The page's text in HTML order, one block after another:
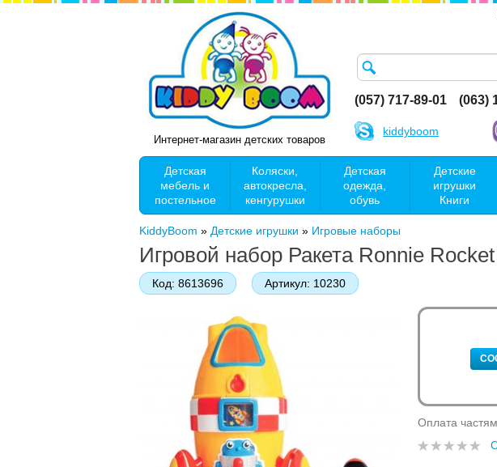
Интернет-магазин детских товаров
(057) 717-89-01 (063)
kiddyboom
Детская
мебель и
постельное
Коляски,
автокресла,
кенгурушки
Детская
одежда,
обувь
Детские
игрушки
Книги
KiddyBoom » Детские игрушки » Игровые наборы
Игровой набор Ракета Ronnie
Код: 8613696 Артикул: 10230
Оплата